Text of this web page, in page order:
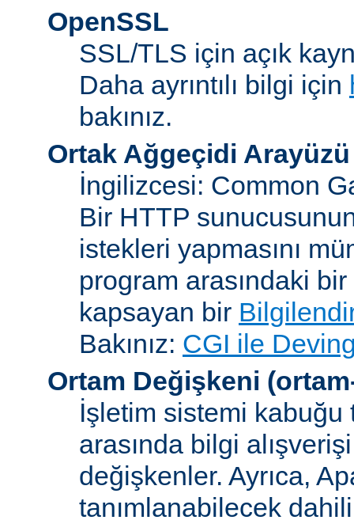
OpenSSL
SSL/TLS için açık
Daha ayrıntılı bilgi için
bakınız.
Ortak Ağgeçidi Arayüzü
İngilizcesi: Common
Bir HTTP
istekleri yapmasını
program arasındaki
kapsayan bir
Bakınız: CGI ile
Ortam Değişkeni
İşletim sistemi kabuğu
arasında bilgi
değişkenler. Ayrıca,
tanımlanabilecek